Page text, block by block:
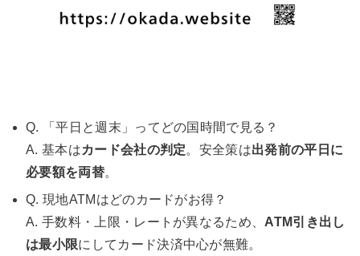
Q. 「平日と週末」ってどの国時間で見る？
A. 基本はカード会社の判定。安全策は出発前の平日に
必要額を両替。
Q. 現地ATMはどのカードがお得？
A. 手数料・上限・レートが異なるため、 ATM引き出し
は最小限にしてカード決済中心が無難。